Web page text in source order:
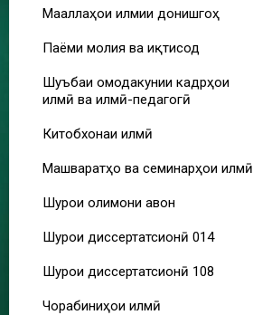
Маҷаллаҳои илмии донишгоҳ
Паёми молия ва иқтисод
Шуъбаи омодакунии кадрҳои
илмӣ ва илмӣ-педагогӣ
Китобхонаи илмӣ
Машваратҳо ва семинарҳои илмӣ
Шурои олимони ҷавон
Шурои диссертатсионӣ 014
Шурои диссертатсионӣ 108
Чорабиниҳои илмӣ